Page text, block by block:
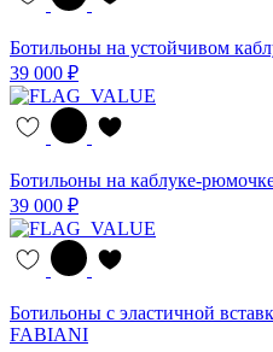
Ботильоны на устойчивом
39 000 ₽
Ботильоны на каблуке-
39 000 ₽
Ботильоны с эластичной
FABIANI